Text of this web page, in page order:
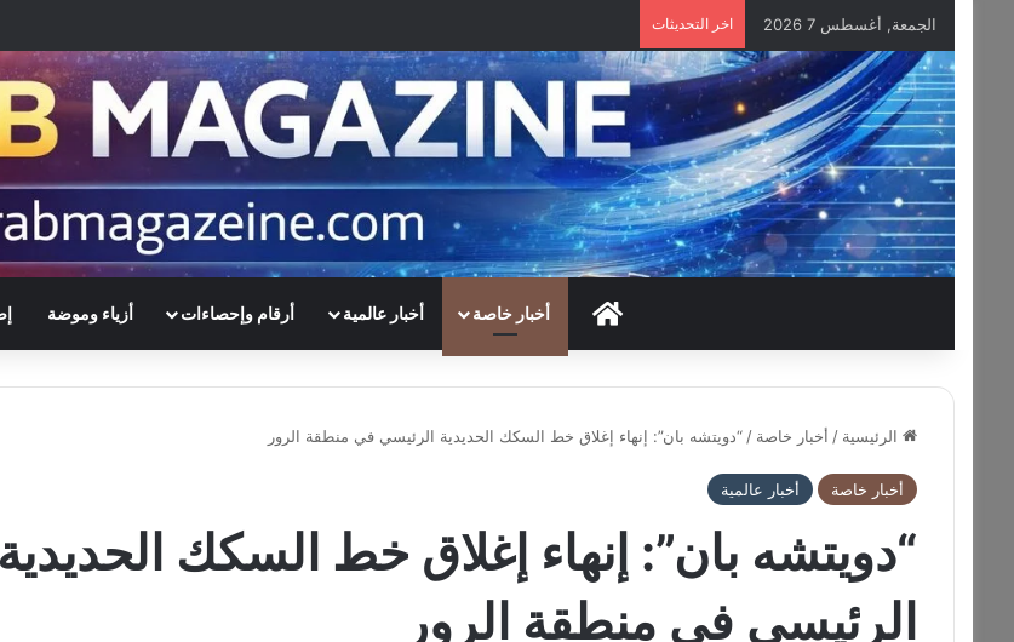
الجمعة, أغسطس 7 2026 اخر التحديثات
HOMEأخبار خاصة أخبار عالمية أرقام وإحصاءات أزياء وموضة
الرئيسية / أخبار خاصة / “دويتشه بان”: إنهاء إغلاق خط السكك الحديدية الرئيسي في منطقة الرور
أخبار خاصة أخبار عالمية
“دويتشه بان”: إنهاء إغلاق خط السكك الحديدية
الرئيسي في منطقة الرور